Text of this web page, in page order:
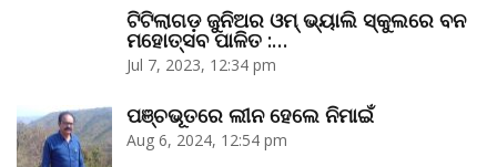
ଟିଟିଲାଗଡ଼ ଜୁନିଅର ଓମ୍‌ ଭ୍ୟାଲି ସ୍କୁଲରେ ବନ
ମହୋତ୍ସବ ପାଳିତ :…
Jul 7, 2023, 12:34 pm
ପଞ୍ଚଭୂତରେ ଲୀନ ହେଲେ ନିମାଇଁ
Aug 6, 2024, 12:54 pm